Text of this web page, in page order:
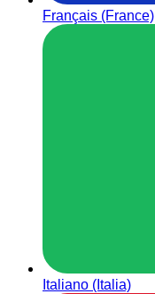
Français (France)
Italiano (Italia)